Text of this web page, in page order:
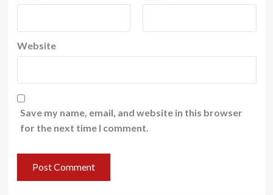
Website
Save my name, email, and website in this browser
for the next time I comment.